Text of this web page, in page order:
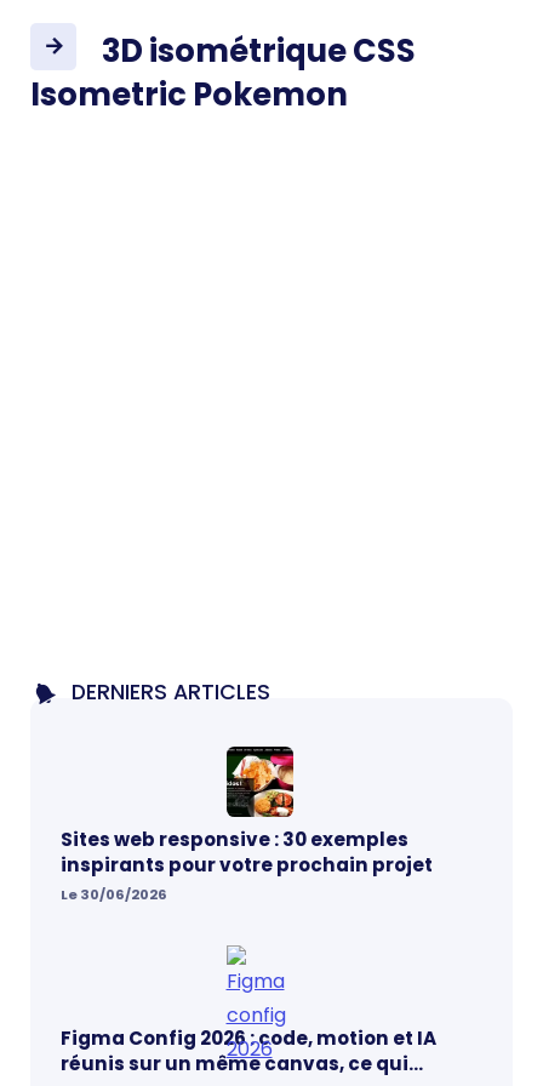
3D isométrique CSS
Isometric Pokemon
DERNIERS ARTICLES
Sites web responsive : 30 exemples
inspirants pour votre prochain projet
Le 30/06/2026
Figma Config 2026 : code, motion et IA
réunis sur un même canvas, ce qui